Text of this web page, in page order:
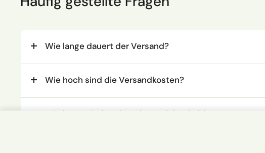
Wie lange dauert der Versand?
Wie hoch sind die Versandkosten?
Wie lange sind Herbasch-Produkte haltbar?